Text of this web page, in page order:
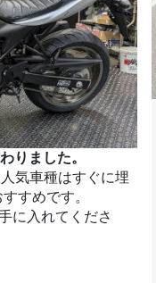
りました。
人気車種はすぐに埋
すめです。
に入れてくださ